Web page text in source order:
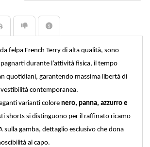
felpa French Terry di alta qualità, sono
durante l’attività fisica, il tempo
quotidiani, garantendo massima libertà di
contemporanea.
varianti colore nero, panna, azzurro e
shorts si distinguono per il raffinato ricamo
sulla gamba, dettaglio esclusivo che dona
al capo.